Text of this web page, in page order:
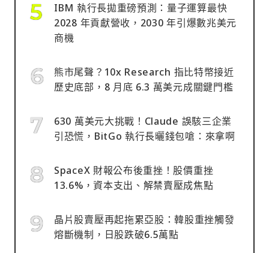
IBM 執行長拋重磅預測：量子運算最快
2028 年貢獻營收，2030 年引爆數兆美元
商機
熊市尾聲？10x Research 指比特幣接近
歷史底部，8 月底 6.3 萬美元成關鍵門檻
630 萬美元大挑戰！Claude 誤駭三企業
引恐慌，BitGo 執行長曬錢包嗆：來拿啊
SpaceX 財報公布後重挫！股價重挫
13.6%，資本支出、解禁賣壓成焦點
晶片股賣壓再起拖累亞股：韓股重挫觸發
熔斷機制，日股跌破6.5萬點